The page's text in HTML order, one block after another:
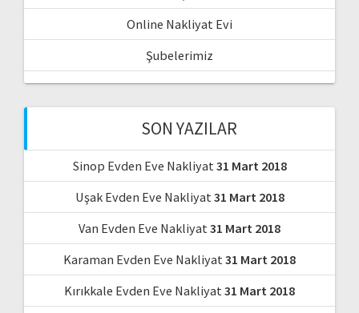
Online Nakliyat Evi
Şubelerimiz
SON YAZILAR
Sinop Evden Eve Nakliyat31 Mart 2018
Uşak Evden Eve Nakliyat31 Mart 2018
Van Evden Eve Nakliyat31 Mart 2018
Karaman Evden Eve Nakliyat31 Mart 2018
Kırıkkale Evden Eve Nakliyat31 Mart 2018